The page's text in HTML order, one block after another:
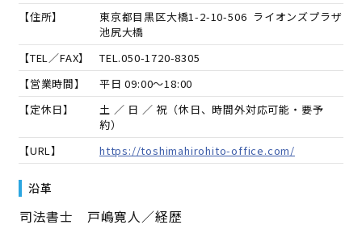
【住所】
東京都目黒区大橋1-2-10-506 ライオンズプラザ
池尻大橋
【TEL／FAX】
TEL.050-1720-8305
【営業時間】
平日 09:00～18:00
【定休日】
土 ／ 日 ／ 祝（休日、時間外対応可能・要予
約）
【URL】
https://toshimahirohito-office.com/
沿革
――司法書士 戸嶋寛人／経歴――